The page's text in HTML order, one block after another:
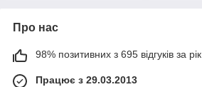
Про нас
98% позитивних з 695 відгуків за рік
Працює з 29.03.2013